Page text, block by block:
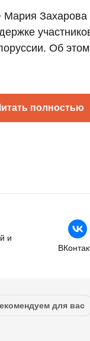
Захарова
Об
полностью
и
для вас